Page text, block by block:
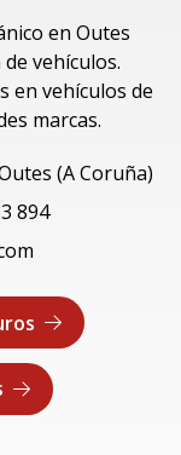
en Outes
vehículos.
en vehículos de
marcas.
(A Coruña)
894